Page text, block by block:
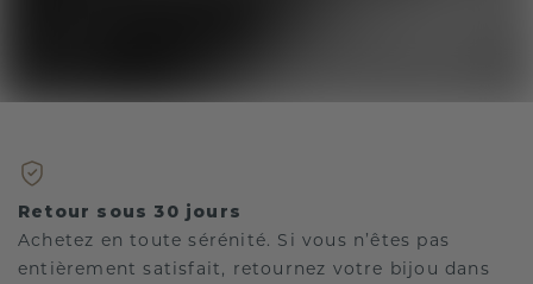
Retour sous 30 jours
Achetez en toute sérénité. Si vous n’êtes pas
entièrement satisfait, retournez votre bijou dans